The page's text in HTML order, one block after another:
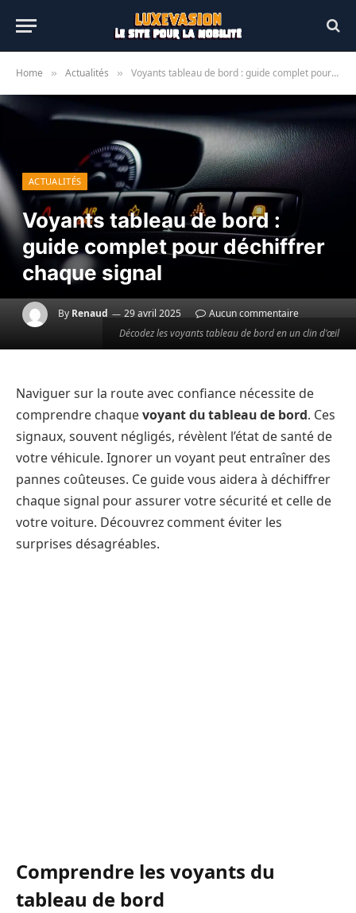
Home » Actualités » Voyants tableau de bord : guide complet pour déchiffrer chaque signal
Décodez les voyants tableau de bord en un clin d'œil
ACTUALITÉS
Voyants tableau de bord :
guide complet pour déchiffrer
chaque signal
By Renaud 29 avril 2025 Aucun commentaire
Naviguer sur la route avec confiance nécessite de
comprendre chaquevoyant du tableau de bord. Ces
signaux, souvent négligés, révèlent l’état de santé de
votre véhicule. Ignorer un voyant peut entraîner des
pannes coûteuses. Ce guide vous aidera à déchiffrer
chaque signal pour assurer votre sécurité et celle de
votre voiture. Découvrez comment éviter les
surprises désagréables.
Comprendre les voyants du
tableau de bord